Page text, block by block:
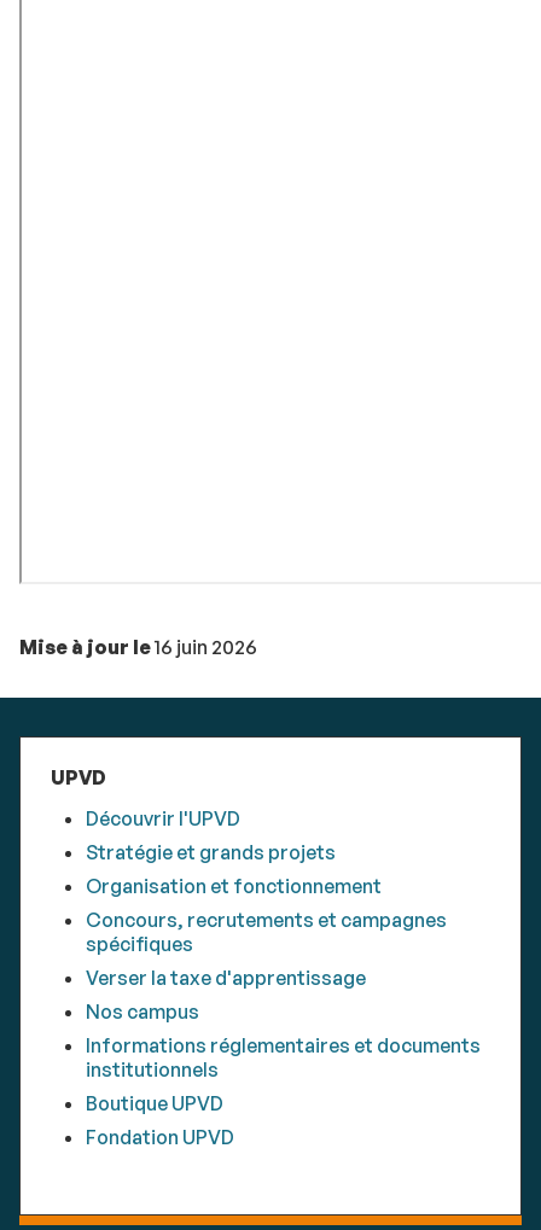
Mise à jour le16 juin 2026
UPVD
Découvrir l'UPVD
Stratégie et grands projets
Organisation et fonctionnement
Concours, recrutements et campagnes
spécifiques
Verser la taxe d'apprentissage
Nos campus
Informations réglementaires et documents
institutionnels
Boutique UPVD
Fondation UPVD